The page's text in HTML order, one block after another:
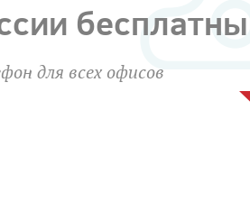
для всех офисов